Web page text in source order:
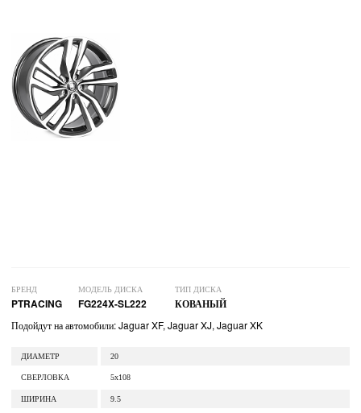
БРЕНД
PTRACING
МОДЕЛЬ ДИСКА
FG224X-SL222
ТИП ДИСКА
КОВАНЫЙ
Подойдут на автомобили: Jaguar XF, Jaguar XJ, Jaguar XK
ДИАМЕТР 20
СВЕРЛОВКА 5x108
ШИРИНА 9.5